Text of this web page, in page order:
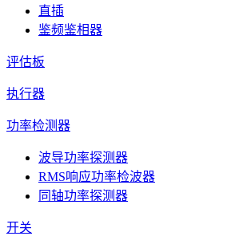
直插
鉴频鉴相器
评估板
执行器
功率检测器
波导功率探测器
RMS响应功率检波器
同轴功率探测器
开关